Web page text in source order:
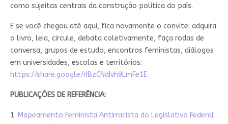
como sujeitas centrais da construção política do país.
E se você chegou até aqui, fica novamente o convite: adquira
o livro, leia, circule, debata coletivamente, faça rodas de
conversa, grupos de estudo, encontros feministas, diálogos
em universidades, escolas e territórios:
https://share.google/rIBzCNdIvh9LmFe1E
PUBLICAÇÕES DE REFERÊNCIA:
1. Mapeamento Feminista Antirracista do Legislativo Federal